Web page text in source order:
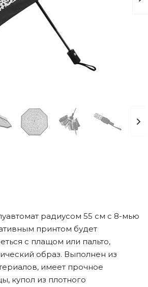
радиусом 55 см с 8-мью
принтом будет
с плащом или пальто,
образ. Выполнен из
имеет прочное
купол из плотного